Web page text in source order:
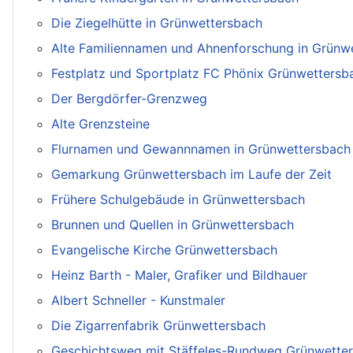
Die Ziegelhütte in Grünwettersbach
Alte Familiennamen und Ahnenforschung in
Festplatz und Sportplatz FC Phönix
Der Bergdörfer-Grenzweg
Alte Grenzsteine
Flurnamen und Gewannnamen in Grünwettersbach
Gemarkung Grünwettersbach im Laufe der Zeit
Frühere Schulgebäude in Grünwettersbach
Brunnen und Quellen in Grünwettersbach
Evangelische Kirche Grünwettersbach
Heinz Barth - Maler, Grafiker und Bildhauer
Albert Schneller - Kunstmaler
Die Zigarrenfabrik Grünwettersbach